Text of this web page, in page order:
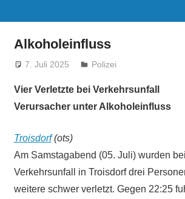
Alkoholeinfluss
7. Juli 2025 treffpunkt
Polizei
Vier Verletzte bei Verkehrsunfall
Verursacher unter Alkoholeinfluss
Troisdorf(ots)
Am Samstagabend (05. Juli) wurden
Verkehrsunfall in Troisdorf drei
weitere schwer verletzt. Gegen 22:25